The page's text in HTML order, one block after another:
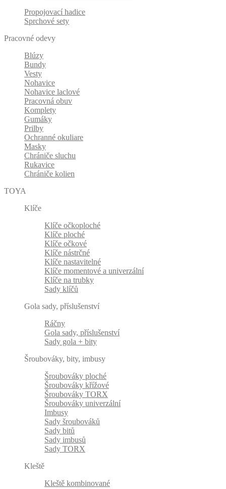
Propojovací hadice
Sprchové sety
Pracovné odevy
Blúzy
Bundy
Vesty
Nohavice
Nohavice laclové
Pracovná obuv
Komplety
Gumáky
Prilby
Ochranné okuliare
Masky
Chrániče sluchu
Rukavice
Chrániče kolien
TOYA
Klíče
Klíče očkoploché
Klíče ploché
Klíče očkové
Klíče nástrčné
Klíče nastavitelné
Klíče momentové a univerzální
Klíče na trubky
Sady klíčů
Gola sady, příslušenství
Ráčny
Gola sady, příslušenství
Sady gola + bity
Šroubováky, bity, imbusy
Šroubováky ploché
Šroubováky křížové
Šroubováky TORX
Šroubováky univerzální
Imbusy
Sady šroubováků
Sady bitů
Sady imbusů
Sady TORX
Kleště
Kleště kombinované